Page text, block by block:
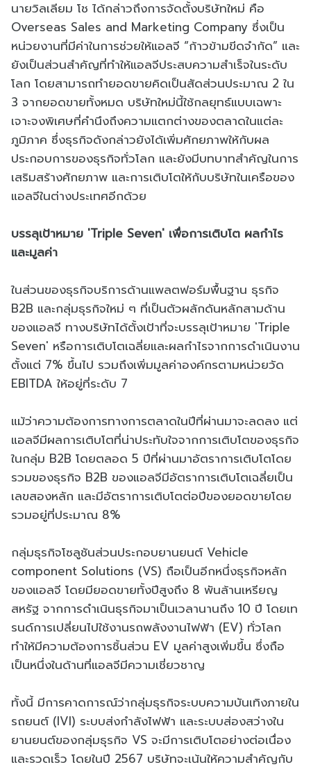
นายวิลเลียม โช ได้กล่าวถึงการจัดตั้งบริษัทใหม่ คือ
Overseas Sales and Marketing Company ซึ่งเป็น
หน่วยงานที่มีค่าในการช่วยให้แอลจี “ก้าวข้ามขีดจำกัด” และ
ยังเป็นส่วนสำคัญที่ทำให้แอลจีประสบความสำเร็จในระดับ
โลก โดยสามารถทำยอดขายคิดเป็นสัดส่วนประมาณ 2 ใน
3 จากยอดขายทั้งหมด บริษัทใหม่นี้ใช้กลยุทธ์แบบเฉพาะ
เจาะจงพิเศษที่คำนึงถึงความแตกต่างของตลาดในแต่ละ
ภูมิภาค ซึ่งธุรกิจดังกล่าวยังได้เพิ่มศักยภาพให้กับผล
ประกอบการของธุรกิจทั่วโลก และยังมีบทบาทสำคัญในการ
เสริมสร้างศักยภาพ และการเติบโตให้กับบริษัทในเครือของ
แอลจีในต่างประเทศอีกด้วย
บรรลุเป้าหมาย 'Triple Seven' เพื่อการเติบโต ผลกำไร
และมูลค่า
ในส่วนของธุรกิจบริการด้านแพลตฟอร์มพื้นฐาน ธุรกิจ
B2B และกลุ่มธุรกิจใหม่ ๆ ที่เป็นตัวผลักดันหลักสามด้าน
ของแอลจี ทางบริษัทได้ตั้งเป้าที่จะบรรลุเป้าหมาย 'Triple
Seven' หรือการเติบโตเฉลี่ยและผลกำไรจากการดำเนินงาน
ตั้งแต่ 7% ขึ้นไป รวมถึงเพิ่มมูลค่าองค์กรตามหน่วยวัด
EBITDA ให้อยู่ที่ระดับ 7
แม้ว่าความต้องการทางการตลาดในปีที่ผ่านมาจะลดลง แต่
แอลจีมีผลการเติบโตที่น่าประทับใจจากการเติบโตของธุรกิจ
ในกลุ่ม B2B โดยตลอด 5 ปีที่ผ่านมาอัตราการเติบโตโดย
รวมของธุรกิจ B2B ของแอลจีมีอัตราการเติบโตเฉลี่ยเป็น
เลขสองหลัก และมีอัตราการเติบโตต่อปีของยอดขายโดย
รวมอยู่ที่ประมาณ 8%
กลุ่มธุรกิจโซลูชันส่วนประกอบยานยนต์ Vehicle
component Solutions (VS) ถือเป็นอีกหนึ่งธุรกิจหลัก
ของแอลจี โดยมียอดขายทั้งปีสูงถึง 8 พันล้านเหรียญ
สหรัฐ จากการดำเนินธุรกิจมาเป็นเวลานานถึง 10 ปี โดยเท
รนด์การเปลี่ยนไปใช้งานรถพลังงานไฟฟ้า (EV) ทั่วโลก
ทำให้มีความต้องการชิ้นส่วน EV มูลค่าสูงเพิ่มขึ้น ซึ่งถือ
เป็นหนึ่งในด้านที่แอลจีมีความเชี่ยวชาญ
ทั้งนี้ มีการคาดการณ์ว่ากลุ่มธุรกิจระบบความบันเทิงภายใน
รถยนต์ (IVI) ระบบส่งกำลังไฟฟ้า และระบบส่องสว่างใน
ยานยนต์ของกลุ่มธุรกิจ VS จะมีการเติบโตอย่างต่อเนื่อง
และรวดเร็ว โดยในปี 2567 บริษัทจะเน้นให้ความสำคัญกับ